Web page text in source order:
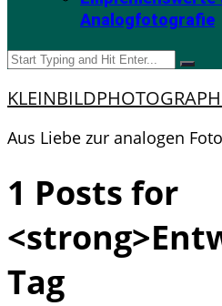
Analogfotografie
Aus Liebe zur analogen
1 Posts for
Tag